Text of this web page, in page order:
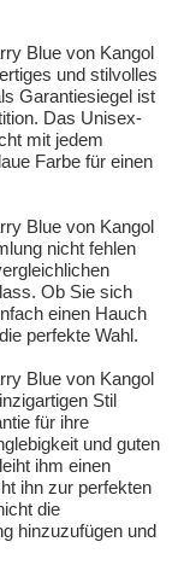
Blue von Kangol
und stilvolles
Garantiesiegel ist
Das Unisex-
mit jedem
Farbe für einen
Blue von Kangol
nicht fehlen
Ob Sie sich
einen Hauch
perfekte Wahl.
Blue von Kangol
Stil
für ihre
und guten
ihm einen
ihn zur perfekten
die
hinzuzufügen und